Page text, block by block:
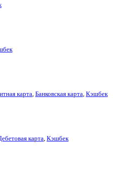
карта Банковская карта Кэшбек
карта Кэшбек